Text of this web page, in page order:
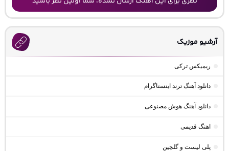
آرشیو موزیک
ریمیکس ترکی
دانلود آهنگ ترند اینستاگرام
دانلود آهنگ هوش مصنوعی
اهنگ قدیمی
پلی لیست و گلچین